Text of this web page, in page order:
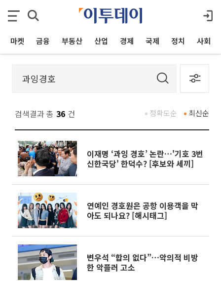
마켓 금융 부동산 산업 경제 국제 정치 사회
검색결과 총 36 건 최신순
정확도순
이재명 ‘과잉 경호’ 논란…'기호 3번
신한국당' 한덕수? [후보와 세끼]
연예인 경호원은 공항 이용객을 막
아도 되나요? [해시태그]
변우석 “합의 없다”…악의적 비방
한 악플러 고소